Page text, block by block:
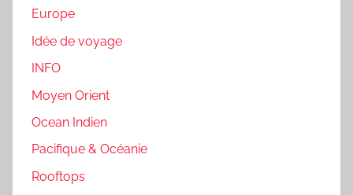
Europe
Idée de voyage
INFO
Moyen Orient
Ocean Indien
Pacifique & Océanie
Rooftops